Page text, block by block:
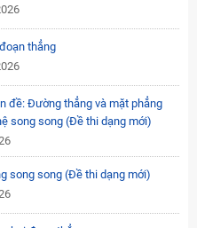
thẳng
đề: Đường thẳng và mặt phẳng
song song (Đề thi dạng mới)
song song (Đề thi dạng mới)